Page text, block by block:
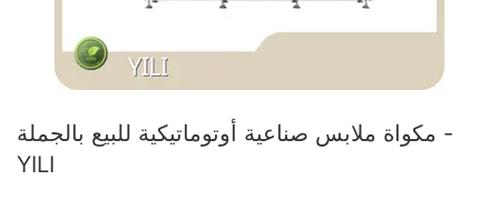
مكواة ملابس صناعية أوتوماتيكية للبيع بالجملة -
YILI